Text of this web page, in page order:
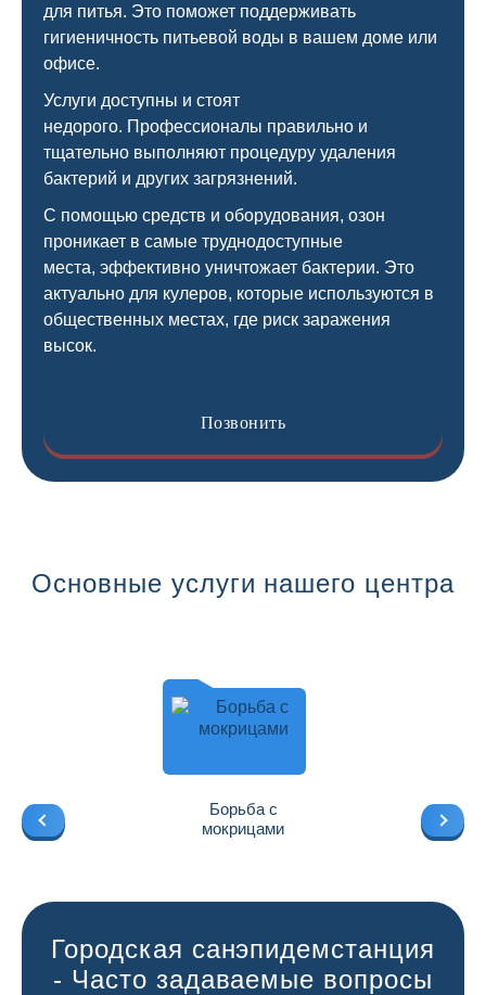
для питья. Это поможет поддерживать
гигиеничность питьевой воды в вашем доме или
офисе.
Услуги доступны и стоят
недорого. Профессионалы правильно и
тщательно выполняют процедуру удаления
бактерий и других загрязнений.
С помощью средств и оборудования, озон
проникает в самые труднодоступные
места, эффективно уничтожает бактерии. Это
актуально для кулеров, которые используются в
общественных местах, где риск заражения
высок.
Позвонить
Основные услуги нашего центра
Борьба с
мокрицами
Городская санэпидемстанция
- Часто задаваемые вопросы